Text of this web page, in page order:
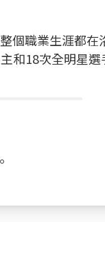
個職業生涯都在
和18次全明星選